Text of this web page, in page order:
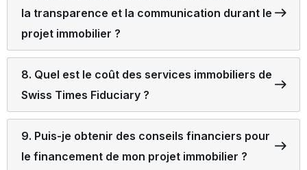
la transparence et la communication durant le
projet immobilier ?
8. Quel est le coût des services immobiliers de
Swiss Times Fiduciary ?
9. Puis-je obtenir des conseils financiers pour
le financement de mon projet immobilier ?